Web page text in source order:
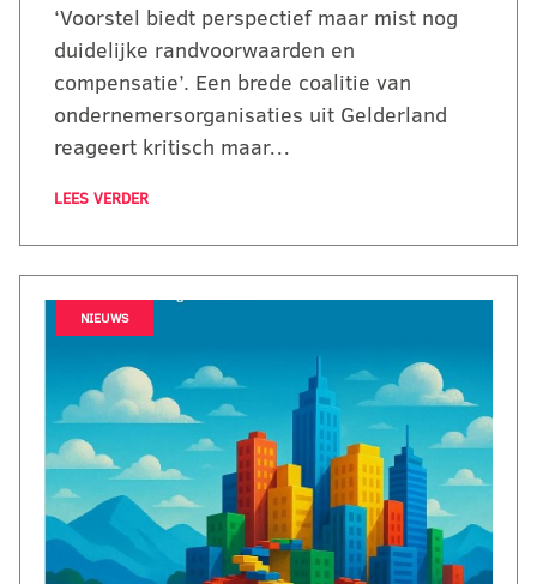
‘Voorstel biedt perspectief maar mist nog
duidelijke randvoorwaarden en
compensatie’. Een brede coalitie van
ondernemersorganisaties uit Gelderland
reageert kritisch maar…
LEES VERDER
NIEUWS